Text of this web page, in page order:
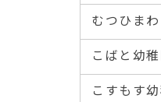
むつひま
こばと幼
こすもす